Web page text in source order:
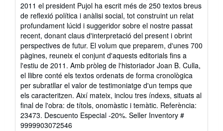
2011 el president Pujol ha escrit més de 250 textos breus
de reflexió política i anàlisi social, tot construint un relat
profundament lúcid i suggeridor sobre el nostre passat
recent, donant claus d'interpretació del present i obrint
perspectives de futur. El volum que preparem, d'unes 700
pàgines, reuneix el conjunt d'aquests editorials fins a
l'estiu de 2011. Amb pròleg de l'historiador Joan B. Culla,
el llibre conté els textos ordenats de forma cronològica
per subratllar el valor de testimoniatge d'un temps que
els caracteritzen. Així mateix, inclou tres índexs, situats al
final de l'obra: de títols, onomàstic i temàtic. Referència:
23473. Descuento Especial -20%. Seller Inventory #
9999903072546